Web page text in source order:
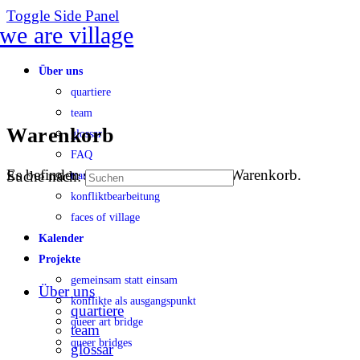
Toggle Side Panel
Über uns
quartiere
team
glossar
FAQ
transparenz
konfliktbearbeitung
faces of village
Kalender
Projekte
gemeinsam statt einsam
konflikte als ausgangspunkt
queer art bridge
queer bridges
Warenkorb
Es befinden sich keine Produkte im Warenkorb.
Suche nach:
Über uns
quartiere
team
glossar